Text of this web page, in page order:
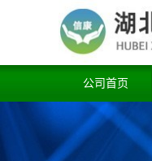
公司首页